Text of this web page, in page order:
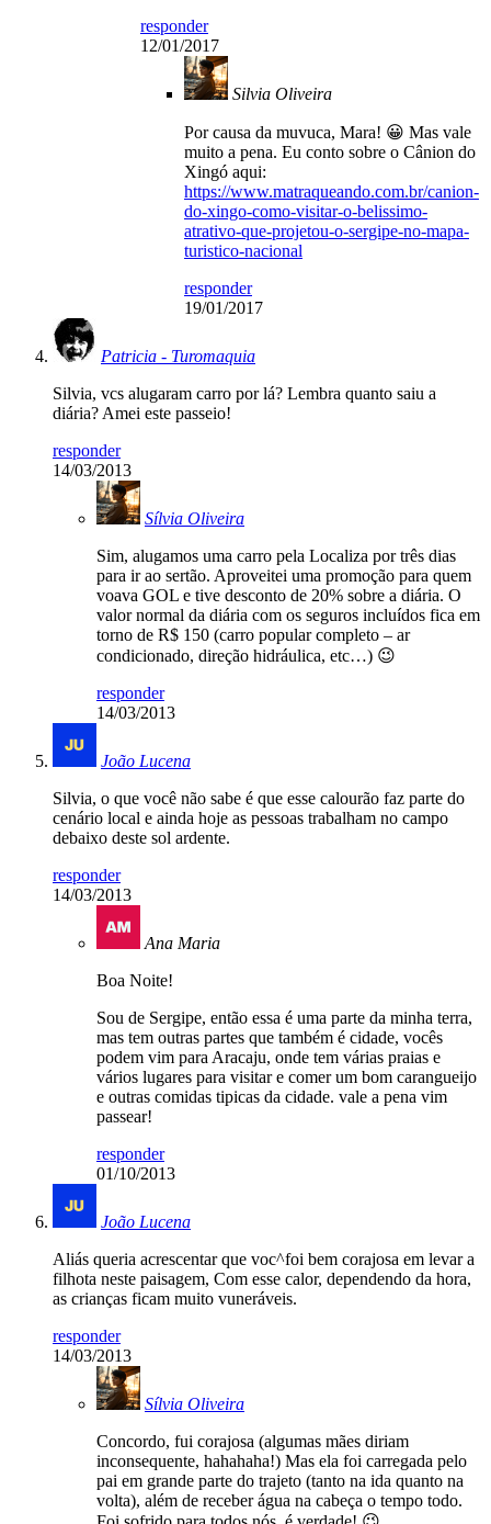
responder
12/01/2017
Silvia Oliveira
Por causa da muvuca, Mara! 😀 Mas vale
muito a pena. Eu conto sobre o Cânion do
Xingó aqui:
https://www.matraqueando.com.br/canion-
do-xingo-como-visitar-o-belissimo-
atrativo-que-projetou-o-sergipe-no-mapa-
turistico-nacional
responder
19/01/2017
Patricia - Turomaquia
Silvia, vcs alugaram carro por lá? Lembra quanto saiu a
diária? Amei este passeio!
responder
14/03/2013
Sílvia Oliveira
Sim, alugamos uma carro pela Localiza por três dias
para ir ao sertão. Aproveitei uma promoção para quem
voava GOL e tive desconto de 20% sobre a diária. O
valor normal da diária com os seguros incluídos fica em
torno de R$ 150 (carro popular completo – ar
condicionado, direção hidráulica, etc…) 😉
responder
14/03/2013
João Lucena
Silvia, o que você não sabe é que esse calourão faz parte do
cenário local e ainda hoje as pessoas trabalham no campo
debaixo deste sol ardente.
responder
14/03/2013
Ana Maria
Boa Noite!
Sou de Sergipe, então essa é uma parte da minha terra,
mas tem outras partes que também é cidade, vocês
podem vim para Aracaju, onde tem várias praias e
vários lugares para visitar e comer um bom carangueijo
e outras comidas tipicas da cidade. vale a pena vim
passear!
responder
01/10/2013
João Lucena
Aliás queria acrescentar que voc^foi bem corajosa em levar a
filhota neste paisagem, Com esse calor, dependendo da hora,
as crianças ficam muito vuneráveis.
responder
14/03/2013
Sílvia Oliveira
Concordo, fui corajosa (algumas mães diriam
inconsequente, hahahaha!) Mas ela foi carregada pelo
pai em grande parte do trajeto (tanto na ida quanto na
volta), além de receber água na cabeça o tempo todo.